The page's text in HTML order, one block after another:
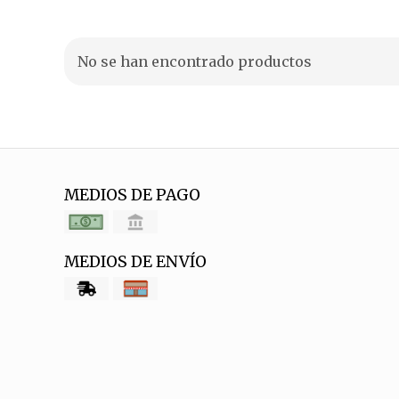
No se han encontrado productos
MEDIOS DE PAGO
MEDIOS DE ENVÍO